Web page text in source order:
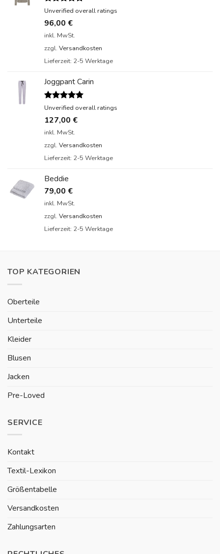
Bewertet
von 5
Unverified overall ratings
96,00 €
inkl. MwSt.
zzgl. Versandkosten
Lieferzeit: 2-5 Werktage
Joggpant Carin
Bewertet
von 5
Unverified overall ratings
127,00 €
inkl. MwSt.
zzgl. Versandkosten
Lieferzeit: 2-5 Werktage
Beddie
79,00 €
inkl. MwSt.
zzgl. Versandkosten
Lieferzeit: 2-5 Werktage
TOP KATEGORIEN
Oberteile
Unterteile
Kleider
Blusen
Jacken
Pre-Loved
SERVICE
Kontakt
Textil-Lexikon
Größentabelle
Versandkosten
Zahlungsarten